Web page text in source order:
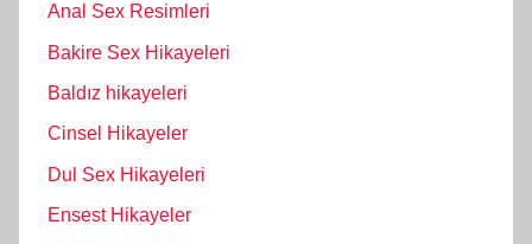
Anal Sex Resimleri
Bakire Sex Hikayeleri
Baldız hikayeleri
Cinsel Hikayeler
Dul Sex Hikayeleri
Ensest Hikayeler